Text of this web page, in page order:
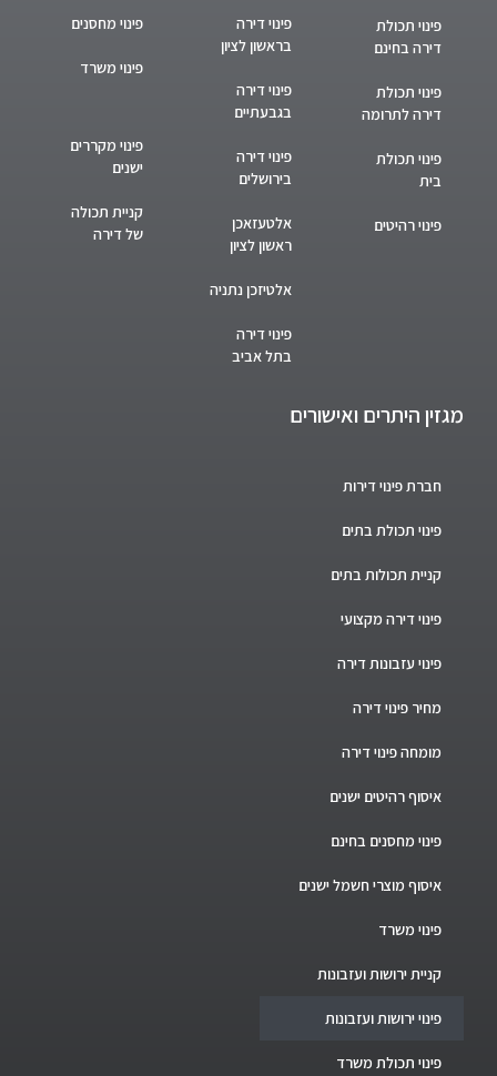
פינוי תכולת
דירה בחינם
פינוי תכולת
דירה לתרומה
פינוי תכולת
בית
פינוי רהיטים
פינוי דירה
בראשון לציון
פינוי דירה
בגבעתיים
פינוי דירה
בירושלים
אלטעזאכן
ראשון לציון
אלטיזכן נתניה
פינוי דירה
בתל אביב
פינוי מחסנים
פינוי משרד
פינוי מקררים
ישנים
קניית תכולה
של דירה
מגזין היתרים ואישורים
חברת פינוי דירות
פינוי תכולת בתים
קניית תכולות בתים
פינוי דירה מקצועי
פינוי עזבונות דירה
מחיר פינוי דירה
מומחה פינוי דירה
איסוף רהיטים ישנים
פינוי מחסנים בחינם
איסוף מוצרי חשמל ישנים
פינוי משרד
קניית ירושות ועזבונות
פינוי ירושות ועזבונות
פינוי תכולת משרד